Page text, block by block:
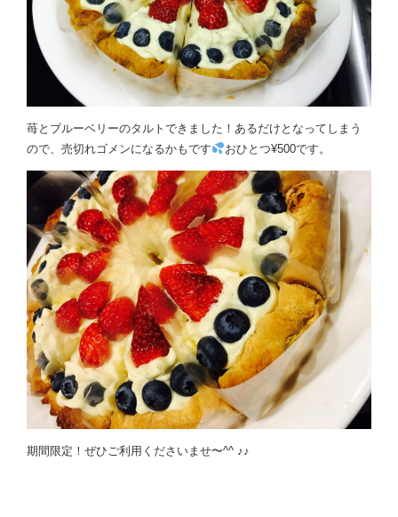
苺とブルーベリーのタルトできました！あるだけとなってしまう
ので、売切れゴメンになるかもです
おひとつ¥500です。
期間限定！ぜひご利用くださいませ〜^^ ♪♪